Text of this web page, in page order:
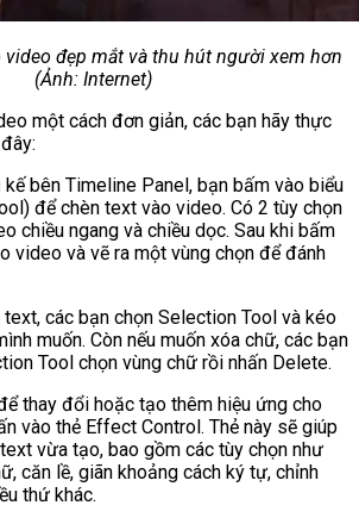
đẹp mắt và thu hút người xem hơn
(Ảnh: Internet)
một cách đơn giản, các bạn hãy thực
kế bên Timeline Panel, bạn bấm vào biểu
để chèn text vào video. Có 2 tùy chọn
chiều ngang và chiều dọc. Sau khi bấm
video và vẽ ra một vùng chọn để đánh
text, các bạn chọn Selection Tool và kéo
muốn. Còn nếu muốn xóa chữ, các bạn
Tool chọn vùng chữ rồi nhấn Delete.
thay đổi hoặc tạo thêm hiệu ứng cho
vào thẻ Effect Control. Thẻ này sẽ giúp
vừa tạo, bao gồm các tùy chọn như
căn lề, giãn khoảng cách ký tự, chỉnh
thứ khác.